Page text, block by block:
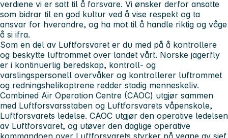
verdiene vi er satt til å forsvare. Vi ønsker derfor ansatte
som bidrar til en god kultur ved å vise respekt og ta
ansvar for hverandre, og ha mot til å handle riktig og våge
å si ifra.
Som en del av Luftforsvaret er du med på å kontrollere
og beskytte luftrommet over landet vårt. Norske jagerfly
er i kontinuerlig beredskap, kontroll- og
varslingspersonell overvåker og kontrollerer luftrommet
og redningshelikoptrene redder stadig menneskeliv.
Combined Air Operation Centre (CAOC) utgjør sammen
med Luftforsvarsstaben og Luftforsvarets våpenskole,
Luftforsvarets ledelse. CAOC utgjør den operative ledelsen
av Luftforsvaret, og utøver den daglige operative
kommandoen over Luftforsvarets styrker på vegne av sjef